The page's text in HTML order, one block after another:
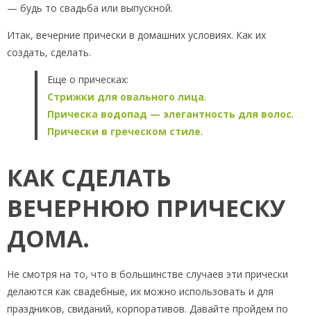
— будь то свадьба или выпускной.
Итак, вечерние прически в домашних условиях. Как их
создать, сделать.
Еще о прическах:
Стрижки для овального лица.
Прическа водопад — элегантность для волос.
Прически в греческом стиле.
КАК СДЕЛАТЬ
ВЕЧЕРНЮЮ ПРИЧЕСКУ
ДОМА.
Не смотря на то, что в большинстве случаев эти прически
делаются как свадебные, их можно использовать и для
праздников, свиданий, корпоративов. Давайте пройдем по